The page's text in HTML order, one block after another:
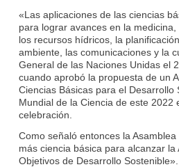
«Las aplicaciones de las ciencias
para lograr avances en la medicina,
los recursos hídricos, la
ambiente, las comunicaciones y la
General de las Naciones Unidas el
cuando aprobó la propuesta de un
Ciencias Básicas para el Desarrollo
Mundial de la Ciencia de este 2022
celebración.
Como señaló entonces la
más ciencia básica para alcanzar
Objetivos de Desarrollo